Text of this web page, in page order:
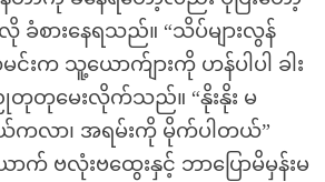
စားနေရသည်။ “သိပ်များလွန်
းက သူ့ယောက်ျားကို ဟန်ပါပါ ခါး
တုတုမေးလိုက်သည်။ “နိုးနိုး မ
ကလာ၊ အရမ်းကို မိုက်ပါတယ်”
ဗလုံးဗထွေးနှင့် ဘာပြောမိမှန်းမ